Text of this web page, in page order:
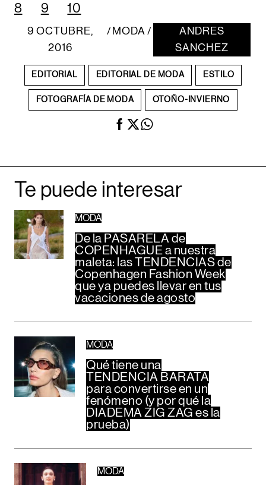
8
9 10
9 OCTUBRE,
2016
/ MODA /
ANDRES
SANCHEZ
EDITORIAL EDITORIAL DE MODA ESTILO
FOTOGRAFÍA DE MODA OTOÑO-INVIERNO
Te puede interesar
MODA
De la PASARELA de
COPENHAGUE a nuestra
maleta: las TENDENCIAS de
Copenhagen Fashion Week
que ya puedes llevar en tus
vacaciones de agosto
MODA
Qué tiene una
TENDENCIA BARATA
para convertirse en un
fenómeno (y por qué la
DIADEMA ZIG ZAG es la
prueba)
MODA